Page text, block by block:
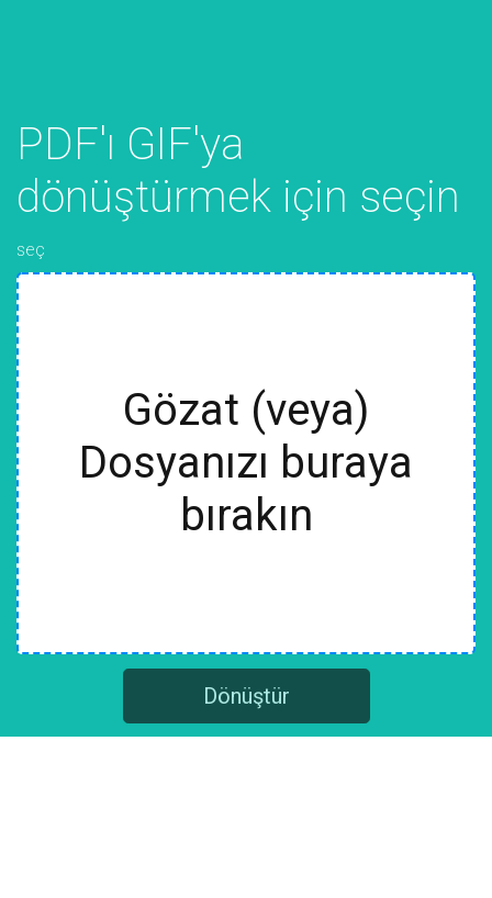
PDF'ı GIF'ya
dönüştürmek için seçin
seç
Gözat (veya)
Dosyanızı buraya
bırakın
Dönüştür